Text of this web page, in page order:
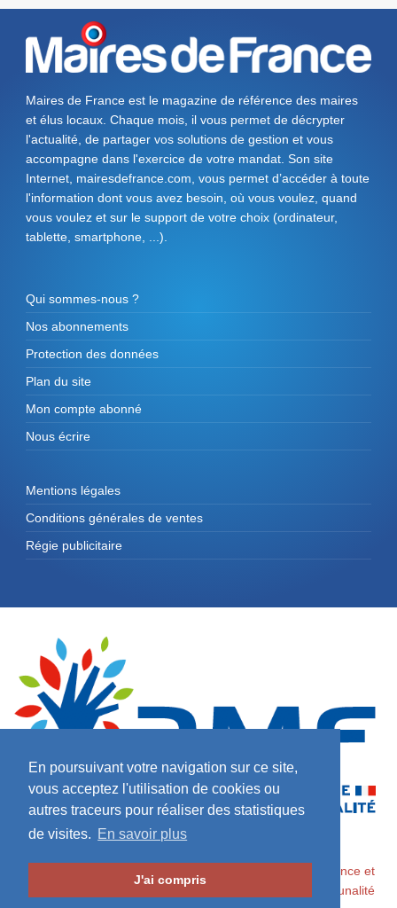
En poursuivant votre navigation sur ce site,
vous acceptez l'utilisation de cookies ou
autres traceurs pour réaliser des statistiques
de visites. En savoir plus
J'ai compris
Maires de France est le magazine de référence des maires
et élus locaux. Chaque mois, il vous permet de décrypter
l'actualité, de partager vos solutions de gestion et vous
accompagne dans l'exercice de votre mandat. Son site
Internet, mairesdefrance.com, vous permet d’accéder à toute
l'information dont vous avez besoin, où vous voulez, quand
vous voulez et sur le support de votre choix (ordinateur,
tablette, smartphone, ...).
Qui sommes-nous ?
Nos abonnements
Protection des données
Plan du site
Mon compte abonné
Nous écrire
Mentions légales
Conditions générales de ventes
Régie publicitaire
Maires de France / Association des Maires de France et
des Présidents d'Intercommunalité